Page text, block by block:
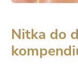
Nitka do